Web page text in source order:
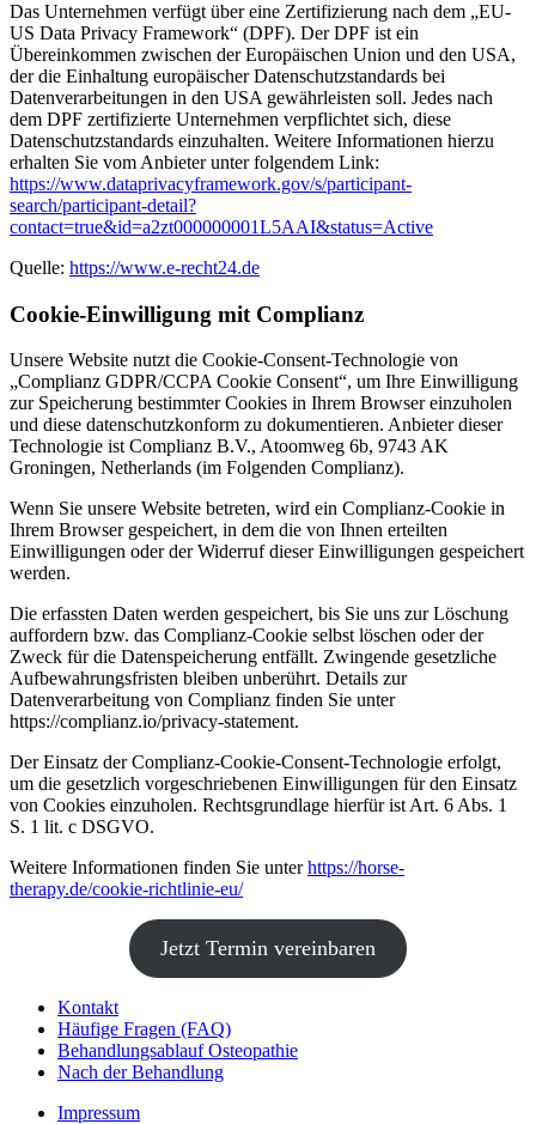
Das Unternehmen verfügt über eine Zertifizierung nach dem „EU-
US Data Privacy Framework“ (DPF). Der DPF ist ein
Übereinkommen zwischen der Europäischen Union und den USA,
der die Einhaltung europäischer Datenschutzstandards bei
Datenverarbeitungen in den USA gewährleisten soll. Jedes nach
dem DPF zertifizierte Unternehmen verpflichtet sich, diese
Datenschutzstandards einzuhalten. Weitere Informationen hierzu
erhalten Sie vom Anbieter unter folgendem Link:
https://www.dataprivacyframework.gov/s/participant-
search/participant-detail?
contact=true&id=a2zt000000001L5AAI&status=Active
Quelle: https://www.e-recht24.de
Cookie-Einwilligung mit Complianz
Unsere Website nutzt die Cookie-Consent-Technologie von
„Complianz GDPR/CCPA Cookie Consent“, um Ihre Einwilligung
zur Speicherung bestimmter Cookies in Ihrem Browser einzuholen
und diese datenschutzkonform zu dokumentieren. Anbieter dieser
Technologie ist Complianz B.V., Atoomweg 6b, 9743 AK
Groningen, Netherlands (im Folgenden Complianz).
Wenn Sie unsere Website betreten, wird ein Complianz-Cookie in
Ihrem Browser gespeichert, in dem die von Ihnen erteilten
Einwilligungen oder der Widerruf dieser Einwilligungen gespeichert
werden.
Die erfassten Daten werden gespeichert, bis Sie uns zur Löschung
auffordern bzw. das Complianz-Cookie selbst löschen oder der
Zweck für die Datenspeicherung entfällt. Zwingende gesetzliche
Aufbewahrungsfristen bleiben unberührt. Details zur
Datenverarbeitung von Complianz finden Sie unter
https://complianz.io/privacy-statement.
Der Einsatz der Complianz-Cookie-Consent-Technologie erfolgt,
um die gesetzlich vorgeschriebenen Einwilligungen für den Einsatz
von Cookies einzuholen. Rechtsgrundlage hierfür ist Art. 6 Abs. 1
S. 1 lit. c DSGVO.
Weitere Informationen finden Sie unterhttps://horse-
therapy.de/cookie-richtlinie-eu/
Jetzt Termin vereinbaren
Kontakt
Häufige Fragen (FAQ)
Behandlungsablauf Osteopathie
Nach der Behandlung
Impressum